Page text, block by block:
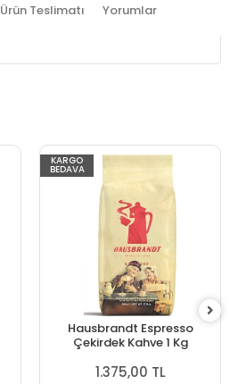
Ürün Teslimatı Yorumlar
KARGO
BEDAVA
Hausbrandt Espresso
Çekirdek Kahve 1 Kg
1.375,00 TL